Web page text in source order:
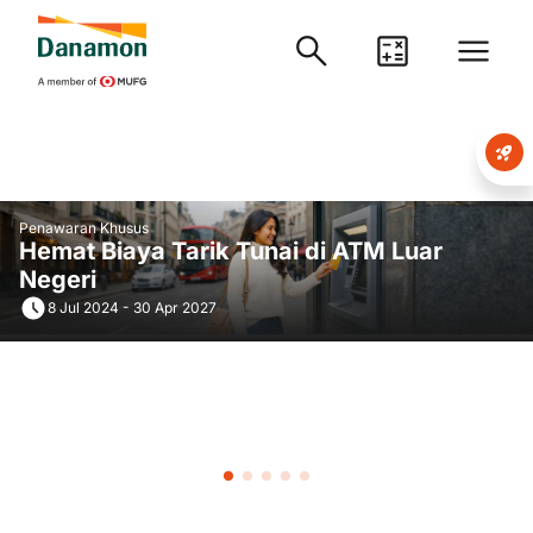
Penawaran Khusus
Hemat Biaya Tarik Tunai di ATM Luar
Negeri
8 Jul 2024 - 30 Apr 2027